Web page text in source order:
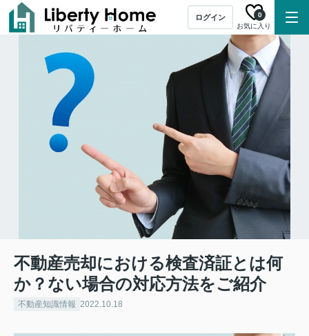
ログイン
お気に入り
0
不動産売却における検査済証とは何
か？ない場合の対応方法をご紹介
不動産知識情報 2022.10.18